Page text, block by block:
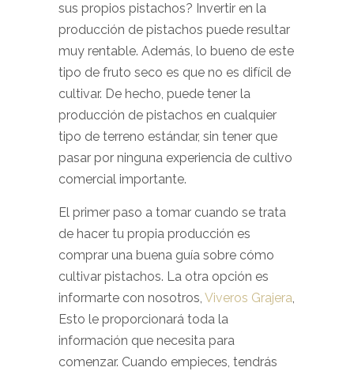
sus propios pistachos? Invertir en la
producción de pistachos puede resultar
muy rentable. Además, lo bueno de este
tipo de fruto seco es que no es difícil de
cultivar. De hecho, puede tener la
producción de pistachos en cualquier
tipo de terreno estándar, sin tener que
pasar por ninguna experiencia de cultivo
comercial importante.
El primer paso a tomar cuando se trata
de hacer tu propia producción es
comprar una buena guía sobre cómo
cultivar pistachos. La otra opción es
informarte con nosotros, Viveros Grajera,
Esto le proporcionará toda la
información que necesita para
comenzar. Cuando empieces, tendrás